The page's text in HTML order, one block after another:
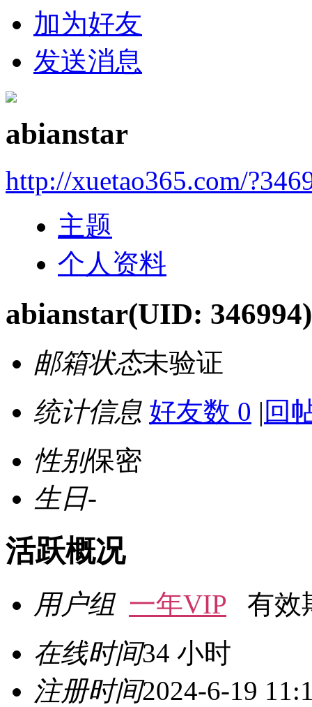
加为好友
发送消息
abianstar
http://xuetao365.com/
主题
个人资料
abianstar(UID: 346994)
邮箱状态未验证
统计信息 好友数 0 | 回
性别保密
生日-
活跃概况
用户组 一年VIP
有效
在线时间34 小时
注册时间2024-6-19